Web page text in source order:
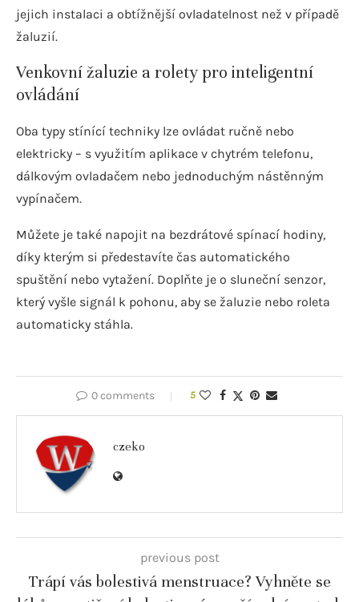
jejich instalaci a obtížnější ovladatelnost než v případě
žaluzií.
Venkovní žaluzie a rolety pro inteligentní
ovládání
Oba typy stínící techniky lze ovládat ručně nebo
elektricky – s využitím aplikace v chytrém telefonu,
dálkovým ovladačem nebo jednoduchým nástěnným
vypínačem.
Můžete je také napojit na bezdrátové spínací hodiny,
díky kterým si předestavíte čas automatického
spuštění nebo vytažení. Doplňte je o sluneční senzor,
který vyšle signál k pohonu, aby se žaluzie nebo roleta
automaticky stáhla.
0 comments 5
czeko
previous post
Trápí vás bolestivá menstruace? Vyhněte se